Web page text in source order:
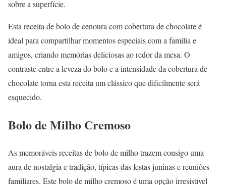
sobre a superfície.
Esta receita de bolo de cenoura com cobertura de chocolate é
ideal para compartilhar momentos especiais com a família e
amigos, criando memórias deliciosas ao redor da mesa. O
contraste entre a leveza do bolo e a intensidade da cobertura de
chocolate torna esta receita um clássico que dificilmente será
esquecido.
Bolo de Milho Cremoso
As memoráveis receitas de bolo de milho trazem consigo uma
aura de nostalgia e tradição, típicas das festas juninas e reuniões
familiares. Este bolo de milho cremoso é uma opção irresistível